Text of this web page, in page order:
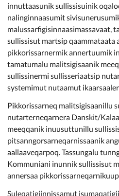
Kommunimi pilersaarut
Kommune pillugu
innuttaasunik sullissisuinik
nalinginnaasumit
malussarfigisinnaasimassavaat,
sullissisut martsip qaammataata
pikkorissarnermik annertuumik
tamatumalu malitsigisaanik
sullissinermi sullisseriaatsip
systemimut nutaamut
Pikkorissarneq malitsigisaanillu
nutarterneqarnera Danskit/
meeqqanik inuusuttunillu
pitsanngorsarneqarnissaanik
aallaaveqarpoq. Tassungalu
Kommuniani inunnik sullissisut
annersaa
Suleqatigiinnissamut